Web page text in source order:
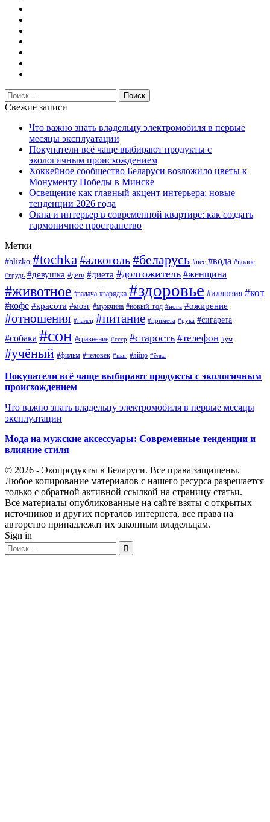
Свежие записи
Что важно знать владельцу электромобиля в первые
месяцы эксплуатации
Покупатели всё чаще выбирают продукты с
экологичным происхождением
Хоккейное сообщество Беларуси возложило цветы к
Монументу Победы в Минске
Освещение как главный акцент интерьера: новые
тенденции 2026 года
Окна и интерьер в современной квартире: как создать
гармоничное пространство
Метки
#blizko #tochka #алкоголь#беларусь #вес #вода #волос
#грудь #девушка #дети #диета #долгожитель #женщина
#животное #задача #зарядка #здоровье #иллюзия #кот
#кофе #красота #мозг #мужчина #новый_год #нога #ожирение
#отношения #палец #питание #примета #рука #сигарета
#собака #сон #сравнение #ссср #старость #телефон #ум
#учёный #фильм #человек #шаг #яйцо #ёлка
Покупатели всё чаще выбирают продукты с экологичным
происхождением
Что важно знать владельцу электромобиля в первые месяцы
эксплуатации
Мода на мужские аксессуары: Современные тенденции и
влияние стиля
© 2026 - Экопродукты в Беларуси. Все права защищены.
Любое копирование материалов с нашего ресурса разрешается
только с обратной активной ссылкой на страницу статьи.
Все материалы опубликованные на сайте взяты с открытых
источников и других порталов интернета, все права на
авторство принадлежат их законным владельцам.
Sign in